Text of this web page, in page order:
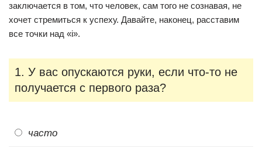
заключается в том, что человек, сам того не сознавая, не
хочет стремиться к успеху. Давайте, наконец, расставим
все точки над «i».
1. У вас опускаются руки, если что-то не
получается с первого раза?
часто